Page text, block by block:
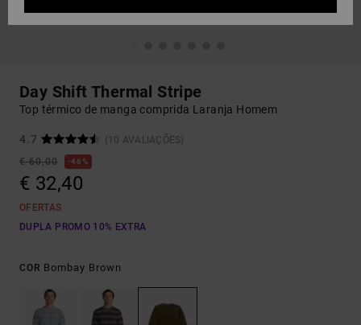
Day Shift Thermal Stripe
Top térmico de manga comprida Laranja Homem
4.7
(10 AVALIAÇÕES)
€ 60,00
46%
€ 32,40
OFERTAS
DUPLA PROMO 10% EXTRA
COR Bombay Brown